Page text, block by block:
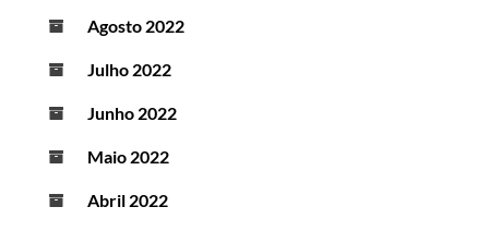
Agosto 2022
Julho 2022
Junho 2022
Maio 2022
Abril 2022